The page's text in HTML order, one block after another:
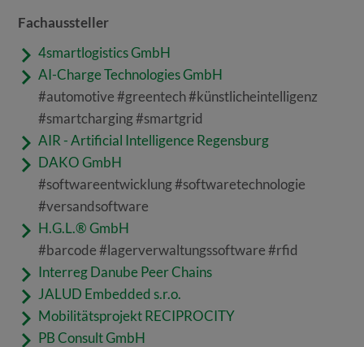
Fachaussteller
4smartlogistics GmbH
AI-Charge Technologies GmbH
#automotive #greentech #künstlicheintelligenz
#smartcharging #smartgrid
AIR - Artificial Intelligence Regensburg
DAKO GmbH
#softwareentwicklung #softwaretechnologie
#versandsoftware
H.G.L.® GmbH
#barcode #lagerverwaltungssoftware #rfid
Interreg Danube Peer Chains
JALUD Embedded s.r.o.
Mobilitätsprojekt RECIPROCITY
PB Consult GmbH